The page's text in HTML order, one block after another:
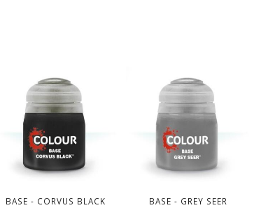
BASE - CORVUS BLACK BASE - GREY SEER